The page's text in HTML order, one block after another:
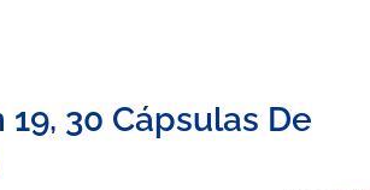
30 Cápsulas De